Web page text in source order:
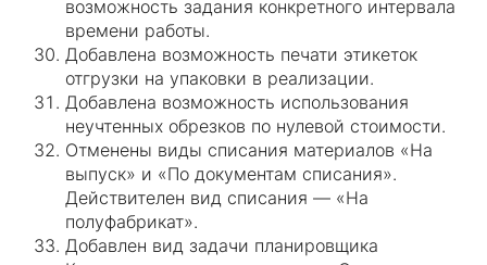
возможность задания конкретного интервала
времени работы.
Добавлена возможность печати этикеток
отгрузки на упаковки в реализации.
Добавлена возможность использования
неучтенных обрезков по нулевой стоимости.
Отменены виды списания материалов «На
выпуск» и «По документам списания».
Действителен вид списания — «На
полуфабрикат».
Добавлен вид задачи планировщика